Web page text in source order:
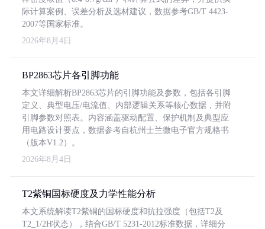
际计算案例、误差分析及选材建议，数据参考GB/T 4423-
2007等国家标准。
2026年8月4日
BP2863芯片各引脚功能
本文详细解析BP2863芯片的引脚功能及参数，包括各引脚
定义、典型电压/电流值、内部逻辑关系等核心数据，并附
引脚参数对照表。内容涵盖驱动配置、保护机制及典型应
用电路设计要点，数据参考自杭州士兰微电子官方规格书
（版本V1.2）。
2026年8月4日
T2紫铜国标硬度及力学性能分析
本文系统解读T2紫铜的国标硬度和抗拉强度（包括T2及
T2_1/2H状态），结合GB/T 5231-2012标准数据，详细分